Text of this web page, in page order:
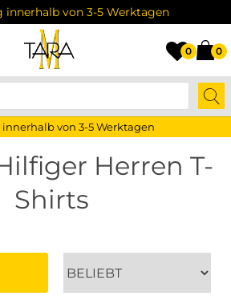
innerhalb von 3-5 Werktagen
0 0
von 3-5 Werktagen
Herren T-
Shirts